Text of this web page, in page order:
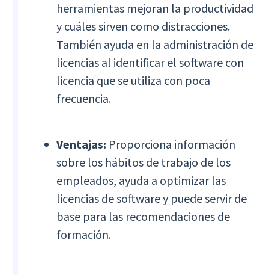
herramientas mejoran la productividad
y cuáles sirven como distracciones.
También ayuda en la administración de
licencias al identificar el software con
licencia que se utiliza con poca
frecuencia.
Ventajas: Proporciona información
sobre los hábitos de trabajo de los
empleados, ayuda a optimizar las
licencias de software y puede servir de
base para las recomendaciones de
formación.